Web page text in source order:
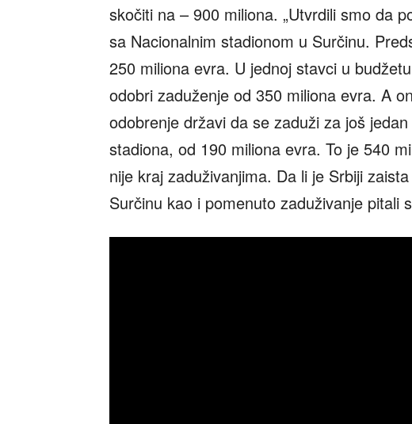
skočiti na – 900 miliona. „Utvrdili smo da
sa Nacionalnim stadionom u Surčinu.
250 miliona evra. U jednoj stavci u
odobri zaduženje od 350 miliona evra. A
odobrenje državi da se zaduži za još
stadiona, od 190 miliona evra. To je 540
nije kraj zaduživanjima. Da li je Srbiji
Surčinu kao i pomenuto zaduživanje pitali